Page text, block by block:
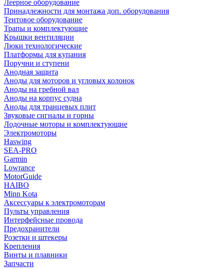
Леерное оборудование
Принадлежности для монтажа доп. оборудования
Тентовое оборудование
Трапы и комплектующие
Крышки вентиляции
Люки технологические
Платформы для купания
Поручни и ступени
Анодная защита
Аноды для моторов и угловых колонок
Аноды на гребной вал
Аноды на корпус судна
Аноды для транцевых плит
Звуковые сигналы и горны
Лодочные моторы и комплектующие
Электромоторы
Haswing
SEA-PRO
Garmin
Lowrance
MotorGuide
HAIBO
Minn Kota
Аксессуары к электромоторам
Пульты управления
Интерфейсные провода
Предохранители
Розетки и штекеры
Крепления
Винты и плавники
Запчасти